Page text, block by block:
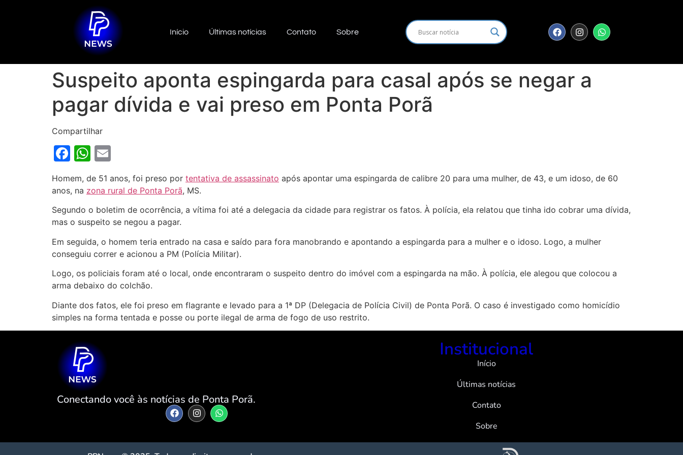
Início Últimas notícias Contato Sobre
Suspeito aponta espingarda para casal após se negar a
pagar dívida e vai preso em Ponta Porã
Compartilhar
Facebook
WhatsApp
Homem, de 51 anos, foi preso por tentativa de assassinato após apontar uma espingarda de calibre 20 para uma mulher, de 43, e um idoso, de 60
anos, na zona rural de Ponta Porã, MS.
Segundo o boletim de ocorrência, a vítima foi até a delegacia da cidade para registrar os fatos. À polícia, ela relatou que tinha ido cobrar uma dívida,
mas o suspeito se negou a pagar.
Em seguida, o homem teria entrado na casa e saído para fora manobrando e apontando a espingarda para a mulher e o idoso. Logo, a mulher
conseguiu correr e acionou a PM (Polícia Militar).
Logo, os policiais foram até o local, onde encontraram o suspeito dentro do imóvel com a espingarda na mão. À polícia, ele alegou que colocou a
arma debaixo do colchão.
Diante dos fatos, ele foi preso em flagrante e levado para a 1ª DP (Delegacia de Polícia Civil) de Ponta Porã. O caso é investigado como homicídio
simples na forma tentada e posse ou porte ilegal de arma de fogo de uso restrito.
Conectando você às notícias de Ponta Porã.
Institucional
Início
Últimas notícias
Contato
Sobre